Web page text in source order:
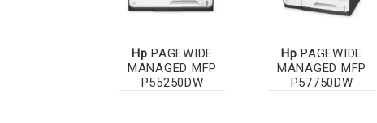
Hp PAGEWIDE
MANAGED MFP
P55250DW
Hp PAGEWIDE
MANAGED MFP
P57750DW